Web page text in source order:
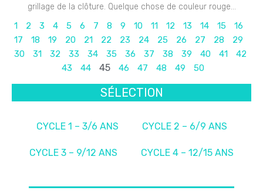
grillage de la clôture. Quelque chose de couleur rouge…
1 2 3 4 5 6 7 8 9 10 11 12 13 14 15
16
17
18 19 20 21 22 23 24 25 26 27 28
29
30
31 32 33 34 35 36 37 38 39 40 41
42
43
44 45 46 47 48 49 50
SÉLECTION
CYCLE 1 – 3/6 ANS CYCLE 2 – 6/9 ANS
CYCLE 3 – 9/12 ANS CYCLE 4 – 12/15 ANS